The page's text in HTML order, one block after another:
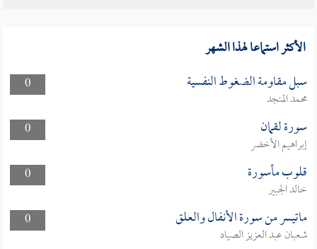
الأكثر استماعا لهذا الشهر
0 سبل مقاومة الضغوط النفسية
محمد المنجد
0
سورة لقمان
إبراهيم الأخضر
0
قلوب مأسورة
خالد الجبير
0
ماتيسر من سورة الأنفال والعلق
شعبان عبد العزيز الصياد